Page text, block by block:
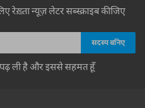
रेख़्ता न्यूज़ लेटर सब्स्क्राइब कीजिए
ली है और इससे सहमत हूँ